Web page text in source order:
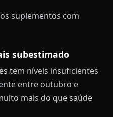
suplementos com
subestimado
tem níveis insuficientes
entre outubro e
mais do que saúde